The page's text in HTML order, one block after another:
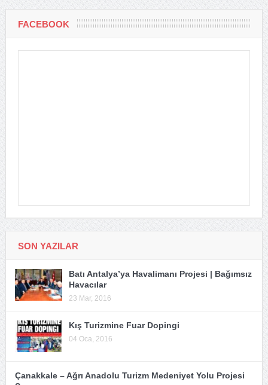
FACEBOOK
SON YAZILAR
Batı Antalya’ya Havalimanı Projesi | Bağımsız
Havacılar
23 Mar, 2016
Kış Turizmine Fuar Dopingi
04 Oca, 2016
Çanakkale – Ağrı Anadolu Turizm Medeniyet Yolu Projesi